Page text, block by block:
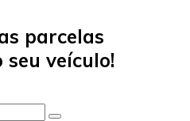
parcelas
veículo!